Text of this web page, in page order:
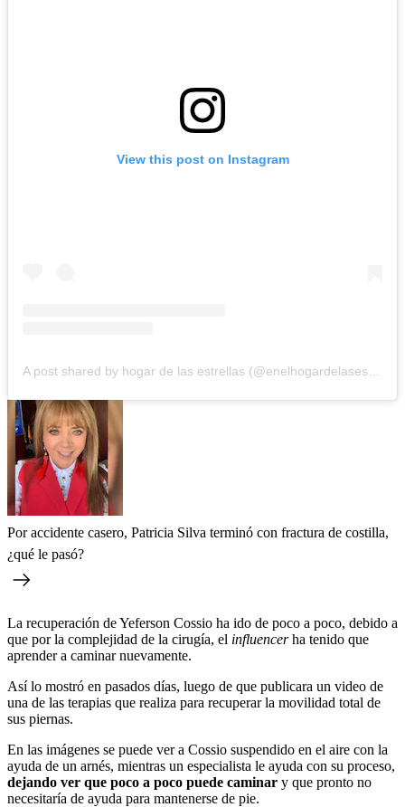
View this post on Instagram
Por accidente casero, Patricia Silva terminó con fractura de costilla,
¿qué le pasó?
La recuperación de Yeferson Cossio ha ido de poco a poco, debido a
que por la complejidad de la cirugía, el influencerha tenido que
aprender a caminar nuevamente.
Así lo mostró en pasados días, luego de que publicara un video de
una de las terapias que realiza para recuperar la movilidad total de
sus piernas.
En las imágenes se puede ver a Cossio suspendido en el aire con la
ayuda de un arnés, mientras un especialista le ayuda con su proceso,
dejando ver que poco a poco puede caminar y que pronto no
necesitaría de ayuda para mantenerse de pie.